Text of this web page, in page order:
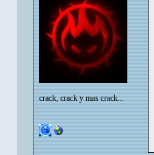
crack, crack y mas crack...